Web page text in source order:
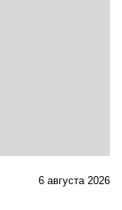
6 августа 2026